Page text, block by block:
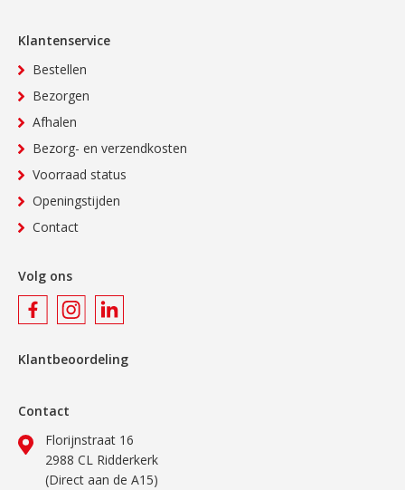
Klantenservice
Bestellen
Bezorgen
Afhalen
Bezorg- en verzendkosten
Voorraad status
Openingstijden
Contact
Volg ons
Klantbeoordeling
Contact
Florijnstraat 16
2988 CL Ridderkerk
(Direct aan de A15)